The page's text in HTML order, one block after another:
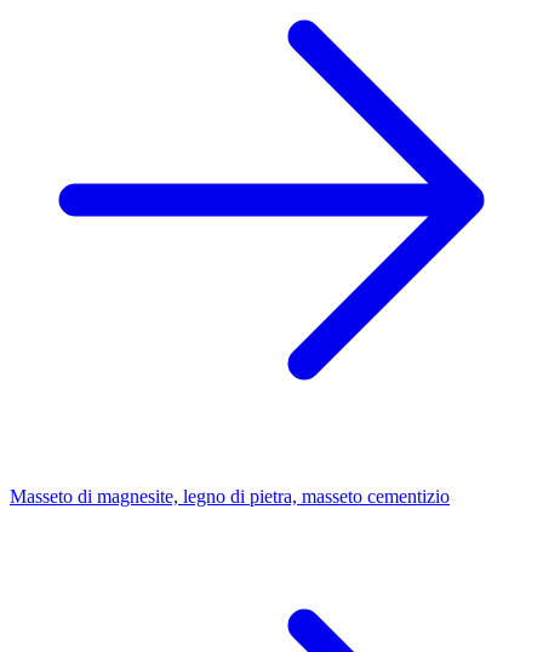
Masseto di magnesite, legno di pietra, masseto cementizio